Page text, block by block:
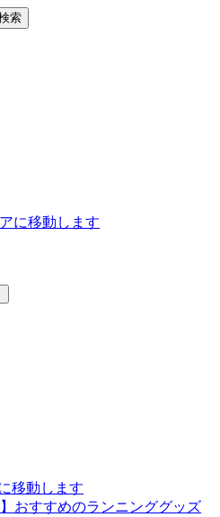
に移動します
移動します
おすすめのランニンググッズ